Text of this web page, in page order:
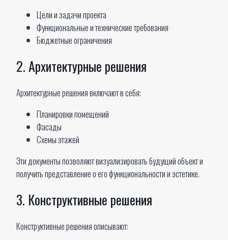
Цели и задачи проекта
Функциональные и технические требования
Бюджетные ограничения
2. Архитектурные решения
Архитектурные решения включают в себя:
Планировки помещений
Фасады
Схемы этажей
Эти документы позволяют визуализировать будущий объект и
получить представление о его функциональности и эстетике.
3. Конструктивные решения
Конструктивные решения описывают: